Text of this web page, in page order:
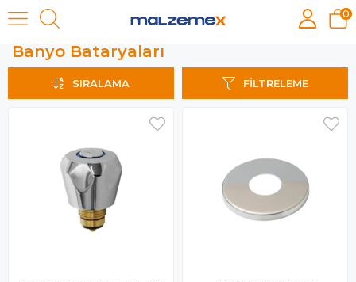
0
Banyo Bataryaları
FILTRELEME
SIRALAMA